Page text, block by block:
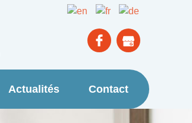
Actualités Contact